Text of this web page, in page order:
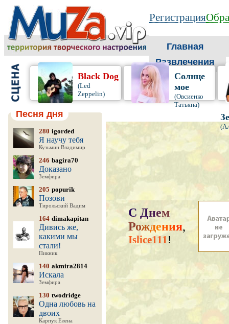
Регистрация
Главная
Развлечения
Black Dog
(Led
Zeppelin)
Солнце
мое
(Овсиенко
Татьяна)
Песня дня
280 igorded
Я научу тебя
Кузьмин Владимир
246 bagira70
Доказано
Земфира
205 popurik
Позови
Тирольский Вадим
164 dimakapitan
Дивись же,
какими мы
стали!
Пикник
140 akmira2814
Искала
Земфира
130 twodridge
Одна любовь на
двоих
Карпук Елена
С Днем
Рождения,
Islice111!